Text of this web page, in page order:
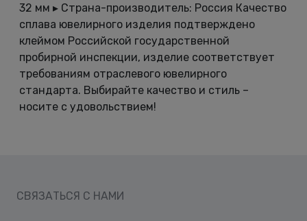
32 мм ▸ Страна-производитель: Россия Качество
сплава ювелирного изделия подтверждено
клеймом Российской государственной
пробирной инспекции, изделие соответствует
требованиям отраслевого ювелирного
стандарта. Выбирайте качество и стиль –
носите с удовольствием!
СВЯЗАТЬСЯ С НАМИ